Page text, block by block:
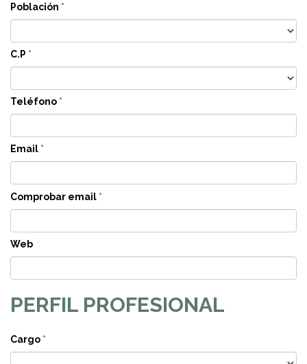
Población *
C.P *
Teléfono *
Email *
Comprobar email *
Web
PERFIL PROFESIONAL
Cargo *